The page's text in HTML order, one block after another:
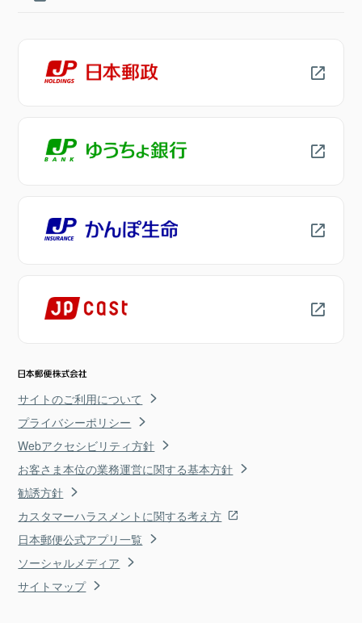
サイトのご利用について
プライバシーポリシー
Webアクセシビリティ方針
お客さま本位の業務運営に関する基本方針
勧誘方針
カスタマーハラスメントに関する考え方
日本郵便公式アプリ一覧
ソーシャルメディア
サイトマップ